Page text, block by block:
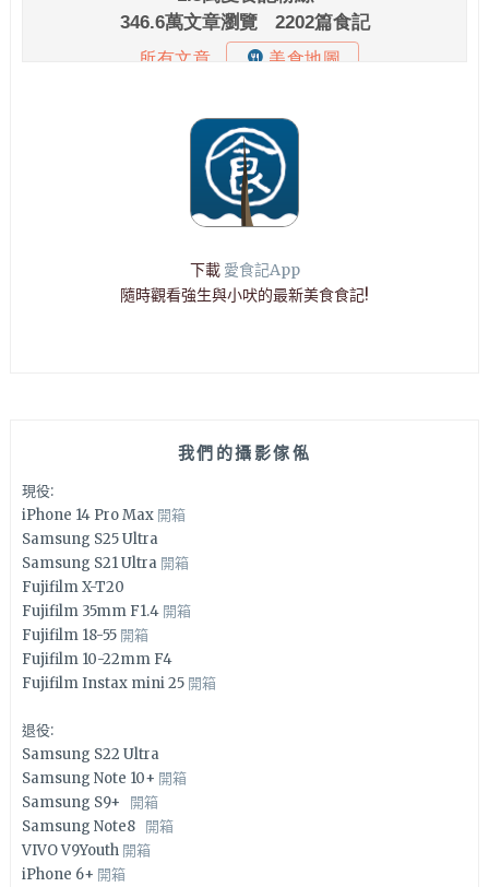
下載 愛食記App
隨時觀看強生與小吠的最新美食食記!
我們的攝影傢俬
現役:
iPhone 14 Pro Max 開箱
Samsung S25 Ultra
Samsung S21 Ultra 開箱
Fujifilm X-T20
Fujifilm 35mm F1.4 開箱
Fujifilm 18-55 開箱
Fujifilm 10-22mm F4
Fujifilm Instax mini 25 開箱
退役:
Samsung S22 Ultra
Samsung Note 10+ 開箱
Samsung S9+ 開箱
Samsung Note8 開箱
VIVO V9Youth 開箱
iPhone 6+ 開箱